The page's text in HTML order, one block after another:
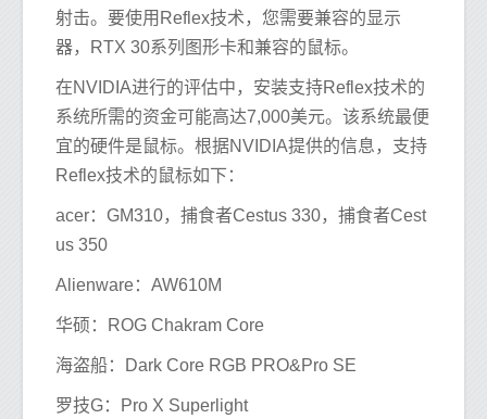
射击。要使用Reflex技术，您需要兼容的显示
器，RTX 30系列图形卡和兼容的鼠标。
在NVIDIA进行的评估中，安装支持Reflex技术的
系统所需的资金可能高达7,000美元。该系统最便
宜的硬件是鼠标。根据NVIDIA提供的信息，支持
Reflex技术的鼠标如下：
acer：GM310，捕食者Cestus 330，捕食者Cest
us 350
Alienware：AW610M
华硕：ROG Chakram Core
海盗船：Dark Core RGB PRO&Pro SE
罗技G：Pro X Superlight